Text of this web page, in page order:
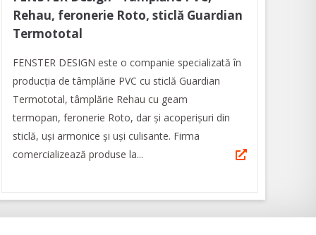
Rehau, feronerie Roto, sticlă Guardian
Termototal
FENSTER DESIGN este o companie specializată în
producția de tâmplărie PVC cu sticlă Guardian
Termototal, tâmplărie Rehau cu geam
termopan, feronerie Roto, dar și acoperișuri din
sticlă, uși armonice și uși culisante. Firma
comercializează produse la...